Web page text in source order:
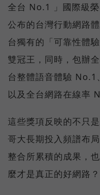
全台 No.1 」國際級
公布的台灣行動網路
台獨有的「可靠性體
雙冠王，同時，包辦
台整體語音體驗
以及全台網路在線率
這些獎項反映的不只
哥大長期投入頻譜布
整合所累積的成果，
麼才是真正的好網路？